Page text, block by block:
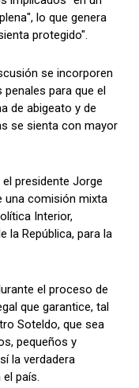
lo que genera
protegido".
se incorporen
para que el
de abigeato y de
se sienta con mayor
presidente Jorge
una comisión mixta
Interior,
la República, para la
el proceso de
que garantice, tal
Soteldo, que sea
pequeños y
la verdadera
país.